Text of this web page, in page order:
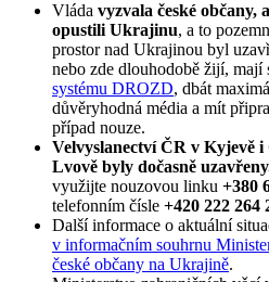
Vláda vyzvala české občany,
opustili Ukrajinu, a to
prostor nad Ukrajinou byl
nebo zde dlouhodobě žijí, mají
systému DROZD, dbát
důvěryhodná média a mít
případ nouze.
Velvyslanectví ČR v Kyjevě
Lvově byly dočasně
využijte nouzovou linku +380
telefonním čísle +420 222 264
Další informace o aktuální
v informačním souhrnu
české občany na Ukrajině.